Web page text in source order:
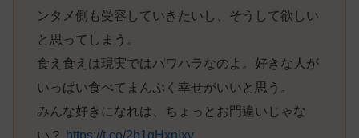
ンタメ側も受容していきたいし、そうして欲しい
と思ってしまう。
食え食えは現実ではパワハラなのよ。好きな人が
いっぱい食べてまんぷく幸せがいいと思う。
みんな好きになれは、ちょっとお門違いじゃな